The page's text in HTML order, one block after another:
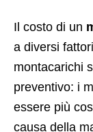
Il costo di un
a diversi
montacarichi
preventivo: i
essere più
causa della